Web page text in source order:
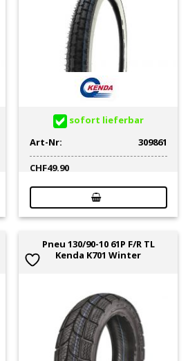
sofort lieferbar
Art-Nr:
309861
CHF49.90
Pneu 130/90-10 61P F/R TL
Kenda K701 Winter